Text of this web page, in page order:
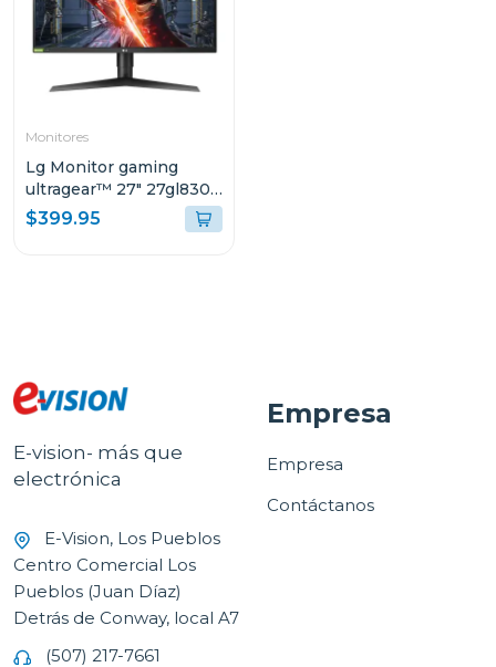
Monitores
Lg Monitor gaming
ultragear™ 27" 27gl830-
b qhd 144hz 3 años de
garantía
$399.95
E-vision- más que
electrónica
E-Vision, Los Pueblos
Centro Comercial Los
Pueblos (Juan Díaz)
Detrás de Conway, local A7
(507) 217-7661
Empresa
Empresa
Contáctanos